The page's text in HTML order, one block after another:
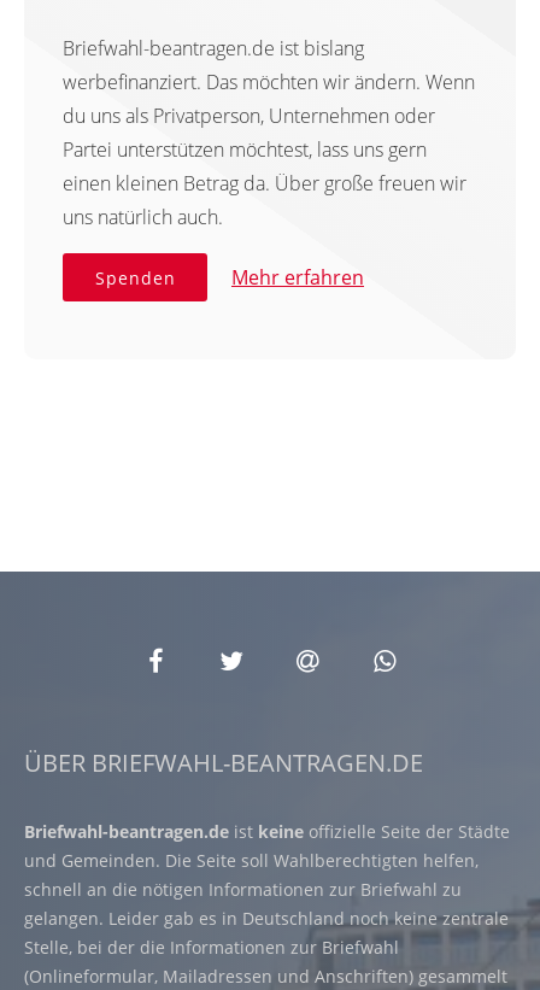
Briefwahl-beantragen.de ist bislang
werbefinanziert. Das möchten wir ändern. Wenn
du uns als Privatperson, Unternehmen oder
Partei unterstützen möchtest, lass uns gern
einen kleinen Betrag da. Über große freuen wir
uns natürlich auch.
Spenden Mehr erfahren
ÜBER BRIEFWAHL-BEANTRAGEN.DE
Briefwahl-beantragen.de ist keine offizielle Seite der Städte
und Gemeinden. Die Seite soll Wahlberechtigten helfen,
schnell an die nötigen Informationen zur Briefwahl zu
gelangen. Leider gab es in Deutschland noch keine zentrale
Stelle, bei der die Informationen zur Briefwahl
(Onlineformular, Mailadressen und Anschriften) gesammelt